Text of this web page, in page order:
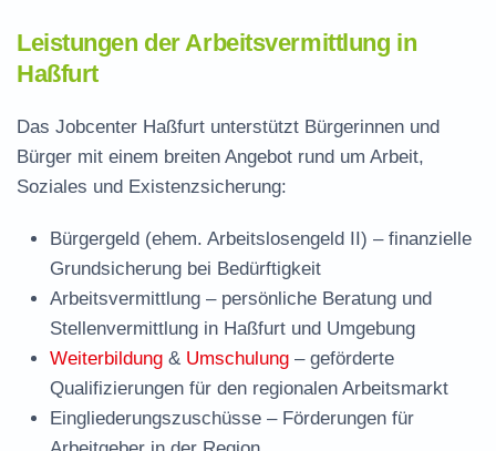
Leistungen der Arbeitsvermittlung in
Haßfurt
Das Jobcenter Haßfurt unterstützt Bürgerinnen und
Bürger mit einem breiten Angebot rund um Arbeit,
Soziales und Existenzsicherung:
Bürgergeld (ehem. Arbeitslosengeld II) – finanzielle
Grundsicherung bei Bedürftigkeit
Arbeitsvermittlung – persönliche Beratung und
Stellenvermittlung in Haßfurt und Umgebung
Weiterbildung & Umschulung – geförderte
Qualifizierungen für den regionalen Arbeitsmarkt
Eingliederungszuschüsse – Förderungen für